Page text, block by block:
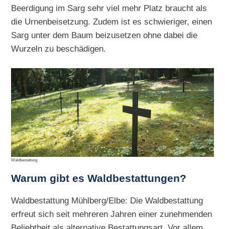
Beerdigung im Sarg sehr viel mehr Platz braucht als
die Urnenbeisetzung. Zudem ist es schwieriger, einen
Sarg unter dem Baum beizusetzen ohne dabei die
Wurzeln zu beschädigen.
Waldbestattung
Warum gibt es Waldbestattungen?
Waldbestattung Mühlberg/Elbe: Die Waldbestattung
erfreut sich seit mehreren Jahren einer zunehmenden